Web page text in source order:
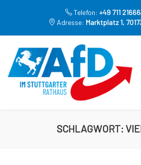
Telefon: +49 711
Adresse: Marktplatz 1,
SCHLAGWORT: